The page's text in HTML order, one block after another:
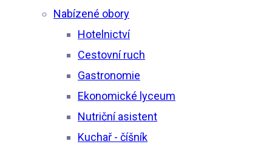
Nabízené obory
Hotelnictví
Cestovní ruch
Gastronomie
Ekonomické lyceum
Nutriční asistent
Kuchař - číšník